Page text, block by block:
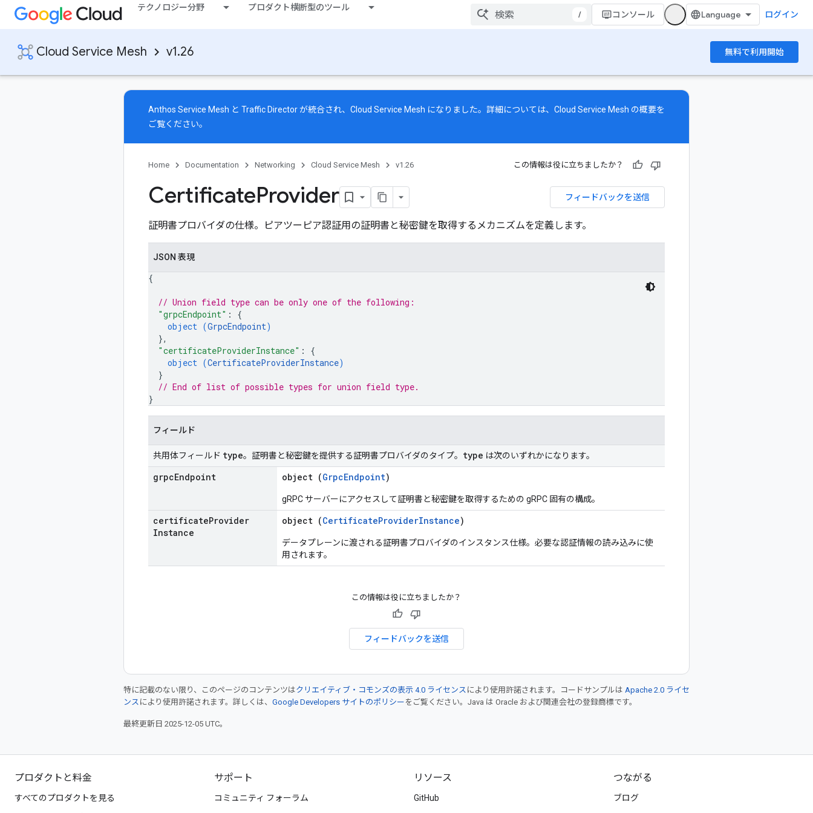
テクノロジー分野 プロダクト横断型のツール
/ コンソール ログイン
Cloud Service Mesh v1.26 無料で利用開始
Anthos Service Mesh と Traffic Director が統合され、Cloud Service Mesh になりました。詳細については、 Cloud Service Mesh の概要を
ご覧ください。
Home Documentation Networking Cloud Service Mesh v1.26 この情報は役に立ちましたか？
フィードバックを送信
CertificateProvider
証明書プロバイダの仕様。ピアツーピア認証用の証明書と秘密鍵を取得するメカニズムを定義します。
JSON 表現
{
// Union field type can be only one of the following:
"grpcEndpoint" : {
object (GrpcEndpoint)
},
"certificateProviderInstance" : {
object (CertificateProviderInstance)
}
// End of list of possible types for union field type.
}
フィールド
共用体フィールド type。証明書と秘密鍵を提供する証明書プロバイダのタイプ。 type は次のいずれかになります。
grpcEndpoint object (GrpcEndpoint)
gRPC サーバーにアクセスして証明書と秘密鍵を取得するための gRPC 固有の構成。
certificateProvider
Instance
object (CertificateProviderInstance)
データプレーンに渡される証明書プロバイダのインスタンス仕様。必要な認証情報の読み込みに使
用されます。
この情報は役に立ちましたか？
フィードバックを送信
特に記載のない限り、このページのコンテンツはクリエイティブ・コモンズの表示 4.0 ライセンス により使用許諾されます。コードサンプルは Apache 2.0 ライセ
ンス により使用許諾されます。詳しくは、 Google Developers サイトのポリシー をご覧ください。Java は Oracle および関連会社の登録商標です。
最終更新日 2025-12-05 UTC。
プロダクトと料金
すべてのプロダクトを見る
サポート
コミュニティ フォーラム
リソース
GitHub
つながる
ブログ